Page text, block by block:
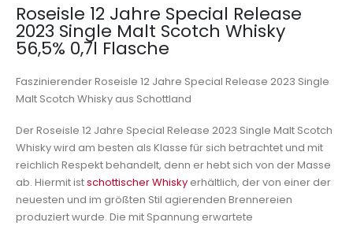
Roseisle 12 Jahre Special Release
2023 Single Malt Scotch Whisky
56,5% 0,7l Flasche
Faszinierender Roseisle 12 Jahre Special Release 2023 Single
Malt Scotch Whisky aus Schottland
Der Roseisle 12 Jahre Special Release 2023 Single Malt Scotch
Whisky wird am besten als Klasse für sich betrachtet und mit
reichlich Respekt behandelt, denn er hebt sich von der Masse
ab. Hiermit istschottischer Whisky erhältlich, der von einer der
neuesten und im größten Stil agierenden Brennereien
produziert wurde. Die mit Spannung erwartete